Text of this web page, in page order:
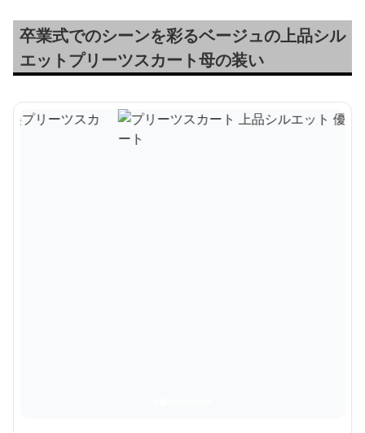
卒業式でのシーンを彩るベージュの上品シル
エットプリーツスカート母の装い